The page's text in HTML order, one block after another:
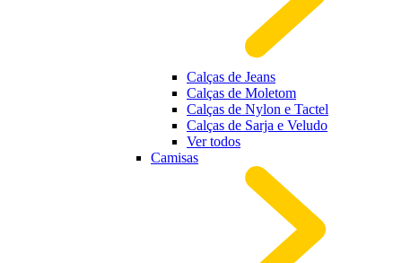
Calças de Jeans
Calças de Moletom
Calças de Nylon e Tactel
Calças de Sarja e Veludo
Ver todos
Camisas